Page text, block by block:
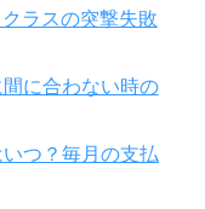
ラスの突撃失敗
に合わない時の
つ？毎月の支払